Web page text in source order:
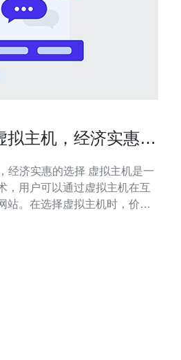
拟主机，经济实惠的
的选择 虚拟主机是一
，用户可以通过虚拟主机在互
站。在选择虚拟主机时，价格